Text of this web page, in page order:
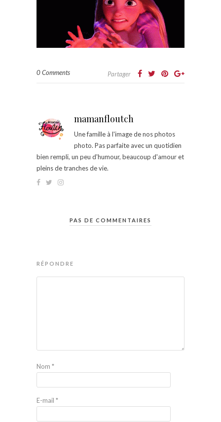
0 Comments Partager
mamanfloutch
Une famille à l'image de nos photos
photo. Pas parfaite avec un quotidien
bien rempli, un peu d'humour, beaucoup d'amour et
pleins de tranches de vie.
PAS DE COMMENTAIRES
RÉPONDRE
Nom *
E-mail *